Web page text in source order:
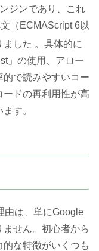
ジンであり、これ
（ECMAScript 6以
ました 。具体的に
」の使用、アロー
で読みやすいコー
ードの再利用性が高
す。
由は、単にGoogle
せん。初心者から
的な特徴がいくつも